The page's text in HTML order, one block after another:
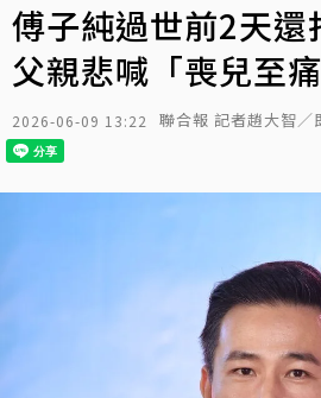
傅子純過世前2天還
父親悲喊「喪兒至痛
2026-06-09 13:22 聯合報 記者趙大智／